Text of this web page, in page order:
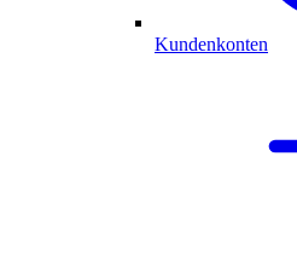
Kundenkonten